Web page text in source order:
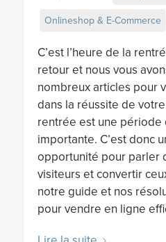
Onlineshop & E-Commerce
C’est l’heure de la
retour et nous vous
nombreux articles pour
dans la réussite de
rentrée est une période
importante. C’est donc
opportunité pour parler
visiteurs et convertir
notre guide et nos
pour vendre en ligne